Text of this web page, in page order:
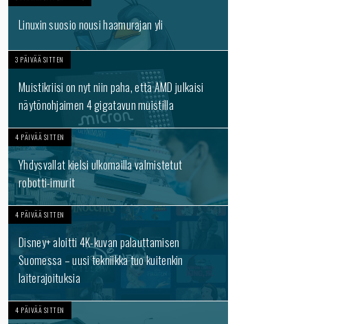
Linuxin suosio nousi haamurajan yli
3 PÄIVÄÄ SITTEN
Muistikriisi on nyt niin paha, että AMD julkaisi
näytönohjaimen 4 gigatavun muistilla
4 PÄIVÄÄ SITTEN
Yhdysvallat kielsi ulkomailla valmistetut
robotti-imurit
4 PÄIVÄÄ SITTEN
Disney+ aloitti 4K-kuvan palauttamisen
Suomessa – uusi tekniikka tuo kuitenkin
laiterajoituksia
4 PÄIVÄÄ SITTEN